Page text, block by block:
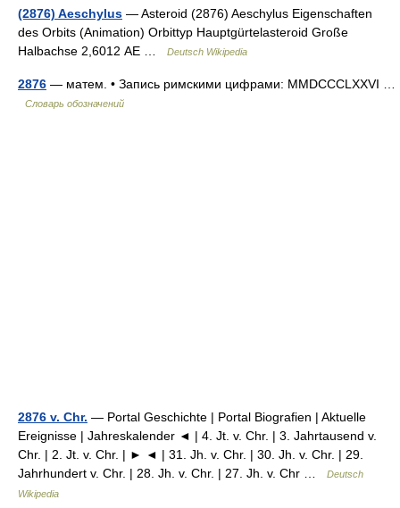
(2876) Aeschylus — Asteroid (2876) Aeschylus Eigenschaften
des Orbits (Animation) Orbittyp Hauptgürtelasteroid Große
Halbachse 2,6012 AE …
Deutsch Wikipedia
2876 — матем. • Запись римскими цифрами: MMDCCCLXXVI …
Словарь обозначений
2876 v. Chr. — Portal Geschichte | Portal Biografien | Aktuelle
Ereignisse | Jahreskalender ◄ | 4. Jt. v. Chr. | 3. Jahrtausend v.
Chr. | 2. Jt. v. Chr. | ► ◄ | 31. Jh. v. Chr. | 30. Jh. v. Chr. | 29.
Jahrhundert v. Chr. | 28. Jh. v. Chr. | 27. Jh. v. Chr …
Deutsch
Wikipedia